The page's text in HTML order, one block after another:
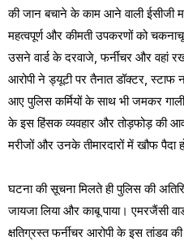
की जान बचाने के काम आने वाली
महत्वपूर्ण और कीमती उपकरणों को
उसने वार्ड के दरवाजे, फर्नीचर और वहां
आरोपी ने ड्यूटी पर तैनात डॉक्टर, स्टाफ
आए पुलिस कर्मियों के साथ भी जमकर
के इस हिंसक व्यवहार और तोड़फोड़ की
मरीजों और उनके तीमारदारों में खौफ पैदा
घटना की सूचना मिलते ही पुलिस की
जायजा लिया और काबू पाया। एमरजैंसी
क्षतिग्रस्त फर्नीचर आरोपी के इस तांडव